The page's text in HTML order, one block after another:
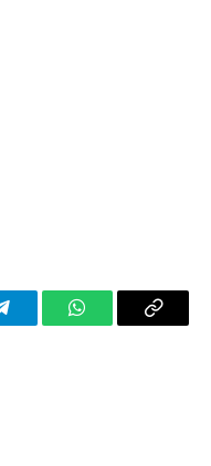
TelegramWhatsAppCopy